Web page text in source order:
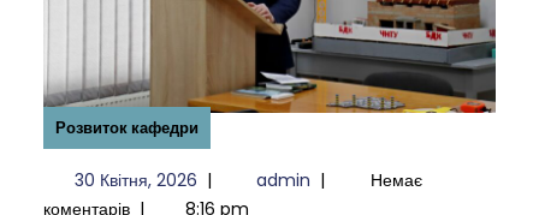
Розвиток кафедри
30 Квітня, 202630
Квітня,
| admin admin
|
Немає
коментарів | 8:16 pm